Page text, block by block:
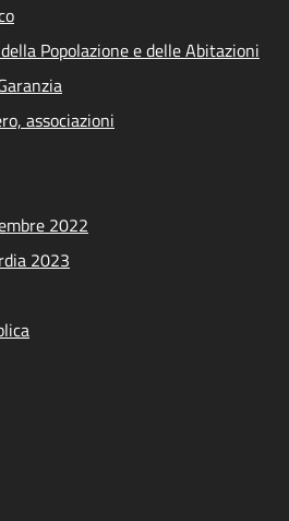
Popolazione e delle Abitazioni
associazioni
2022
2023